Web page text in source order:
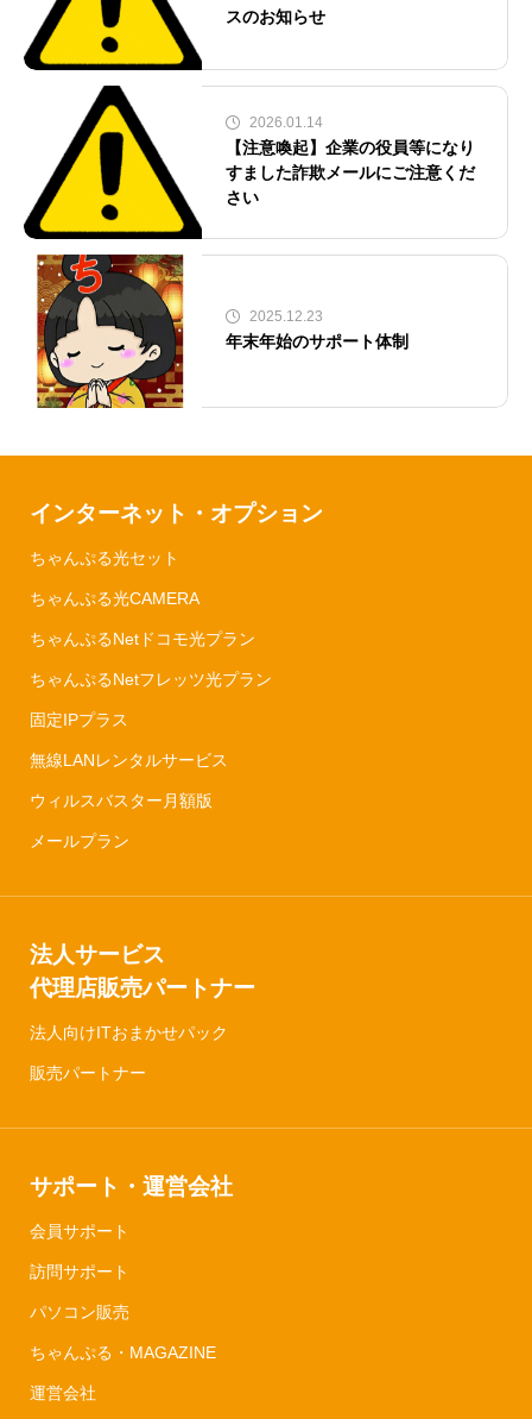
スのお知らせ
2026.01.14
【注意喚起】企業の役員等になり
すました詐欺メールにご注意くだ
さい
2025.12.23
年末年始のサポート体制
インターネット・オプション
ちゃんぷる光セット
ちゃんぷる光CAMERA
ちゃんぷるNetドコモ光プラン
ちゃんぷるNetフレッツ光プラン
固定IPプラス
無線LANレンタルサービス
ウィルスバスター月額版
メールプラン
法人サービス
代理店販売パートナー
法人向けITおまかせパック
販売パートナー
サポート・運営会社
会員サポート
訪問サポート
パソコン販売
ちゃんぷる・MAGAZINE
運営会社